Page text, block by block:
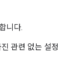
니다.
관련 없는 설정